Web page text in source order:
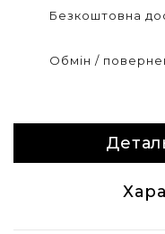
Безкоштовна
Обмін /